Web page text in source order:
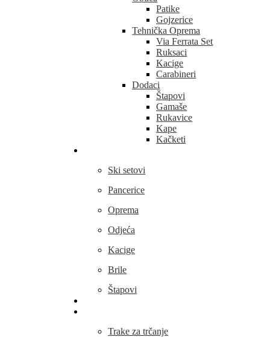
Patike
Gojzerice
Tehnička Oprema
Via Ferrata Set
Ruksaci
Kacige
Carabineri
Dodaci
Štapovi
Gamaše
Rukavice
Kape
Kačketi
Ski setovi
Pancerice
Oprema
Odjeća
Kacige
Brile
Štapovi
Trake za trčanje